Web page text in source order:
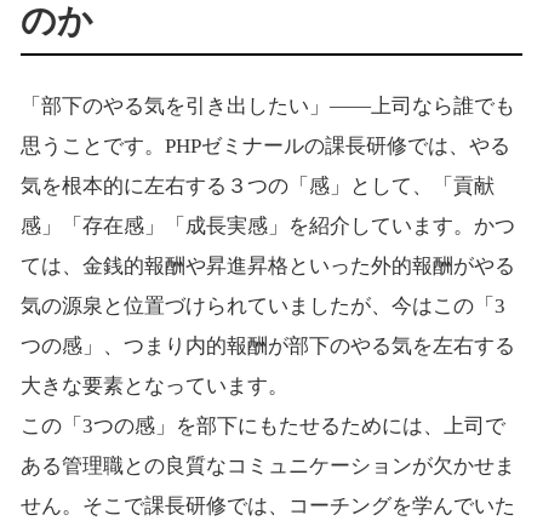
のか
「部下のやる気を引き出したい」――上司なら誰でも
思うことです。PHPゼミナールの課長研修では、やる
気を根本的に左右する３つの「感」として、「貢献
感」「存在感」「成長実感」を紹介しています。かつ
ては、金銭的報酬や昇進昇格といった外的報酬がやる
気の源泉と位置づけられていましたが、今はこの「3
つの感」、つまり内的報酬が部下のやる気を左右する
大きな要素となっています。
この「3つの感」を部下にもたせるためには、上司で
ある管理職との良質なコミュニケーションが欠かせま
せん。そこで課長研修では、コーチングを学んでいた